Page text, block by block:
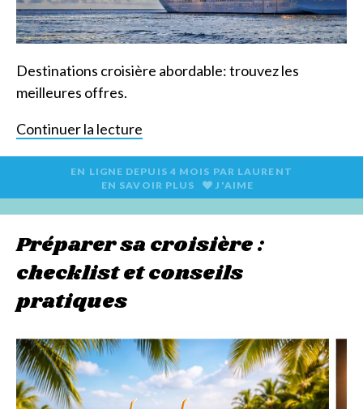
Destinations croisière abordable: trouvez les
meilleures offres.
Continuer la lecture
EN LIGNE DEPUIS 4 MOIS PAR LAURENT
EN SAVOIR PLUS
J'AIME
Préparer sa croisière :
checklist et conseils
pratiques